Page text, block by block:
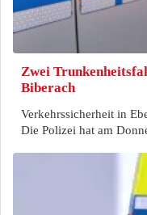
Zwei
Biberach
Verkehrssicherheit in
Die Polizei hat am